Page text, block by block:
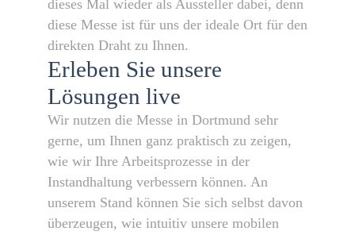
dieses Mal wieder als Aussteller dabei, denn
diese Messe ist für uns der ideale Ort für den
direkten Draht zu Ihnen.
Erleben Sie unsere
Lösungen live
Wir nutzen die Messe in Dortmund sehr
gerne, um Ihnen ganz praktisch zu zeigen,
wie wir Ihre Arbeitsprozesse in der
Instandhaltung verbessern können. An
unserem Stand können Sie sich selbst davon
überzeugen, wie intuitiv unsere mobilen